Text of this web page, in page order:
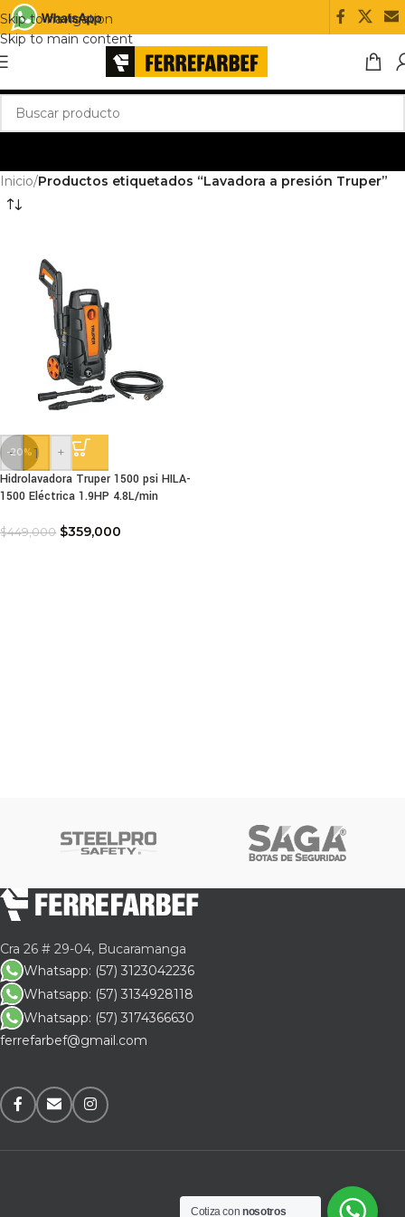
Skip to navigation
Skip to main content
Inicio/Productos etiquetados “Lavadora a presión Truper”
-20%
-
+
Hidrolavadora Truper 1500 psi HILA-
1500 Eléctrica 1.9HP 4.8L/min
$449,000 $359,000
Cra 26 # 29-04, Bucaramanga
Whatsapp: (57) 3123042236
Whatsapp: (57) 3134928118
Whatsapp: (57) 3174366630
ferrefarbef@gmail.com
Cotiza connosotros